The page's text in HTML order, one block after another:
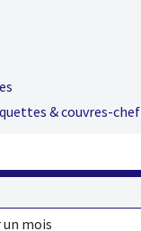
& couvres-chef